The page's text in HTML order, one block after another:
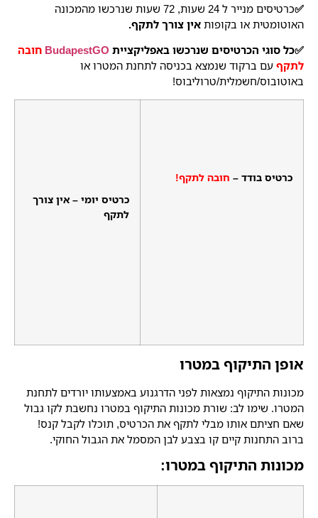
✅
כרטיסים מנייר ל 24 שעות, 72 שעות שנרכשו מהמכונה
האוטומטית או בקופות אין צורך לתקף.
✅כל סוגי הכרטיסים שנרכשו באפליקציית BudapestGO חובה
לתקף עם ברקוד שנמצא בכניסה לתחנת המטרו או
באוטובוס/חשמלית/טרוליבוס!
כרטיס בודד – חובה לתקף!
כרטיס יומי – אין צורך
לתקף
אופן התיקוף במטרו
מכונות התיקוף נמצאות לפני הדרגנוע באמצעותו יורדים לתחנת
המטרו. שימו לב: שורת מכונות התיקוף במטרו נחשבת לקו גבול
שאם חציתם אותו מבלי לתקף את הכרטיס, תוכלו לקבל קנס!
ברוב התחנות קיים קו בצבע לבן המסמל את הגבול החוקי.
מכונות התיקוף במטרו: